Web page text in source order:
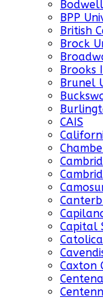
BPP
British
Brock
Brooks
Brunel
CAIS
Capital
Caxton